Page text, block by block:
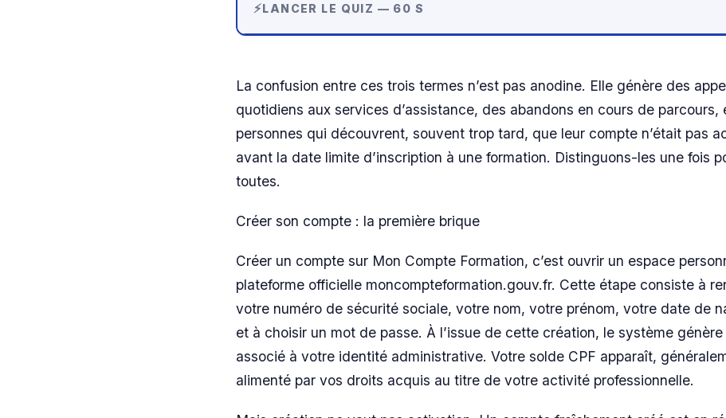
LANCER LE QUIZ — 60 S
La confusion entre ces trois termes n’est pas anodine. Elle génère des
quotidiens aux services d’assistance, des abandons en cours de parcours,
personnes qui découvrent, souvent trop tard, que leur compte n’était pas
avant la date limite d’inscription à une formation. Distinguons-les une fois
toutes.
Créer son compte : la première brique
Créer un compte sur Mon Compte Formation, c’est ouvrir un espace
plateforme officielle moncompteformation.gouv.fr. Cette étape consiste à
votre numéro de sécurité sociale, votre nom, votre prénom, votre date de
et à choisir un mot de passe. À l’issue de cette création, le système
associé à votre identité administrative. Votre solde CPF apparaît,
alimenté par vos droits acquis au titre de votre activité professionnelle.